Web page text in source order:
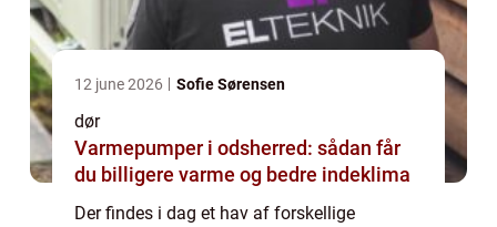
12 june 2026 Sofie Sørensen
dør
Varmepumper i odsherred: sådan får
du billigere varme og bedre indeklima
Der findes i dag et hav af forskellige